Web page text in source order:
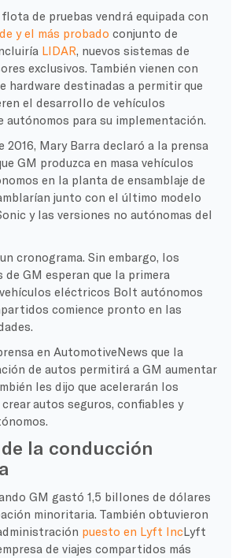
de pruebas vendrá equipada con
y el más probado conjunto de
LIDAR, nuevos sistemas de
exclusivos. También vienen con
hardware destinadas a permitir que
el desarrollo de vehículos
autónomos para su implementación.
2016, Mary Barra declaró a la prensa
GM produzca en masa vehículos
en la planta de ensamblaje de
junto con el último modelo
y las versiones no autónomas del
cronograma. Sin embargo, los
GM esperan que la primera
eléctricos Bolt autónomos
comience pronto en las
en AutomotiveNews que la
de autos permitirá a GM aumentar
les dijo que acelerarán los
autos seguros, confiables y
la conducción
GM gastó 1,5 billones de dólares
minoritaria. También obtuvieron
puesto en Lyft IncLyft
de viajes compartidos más